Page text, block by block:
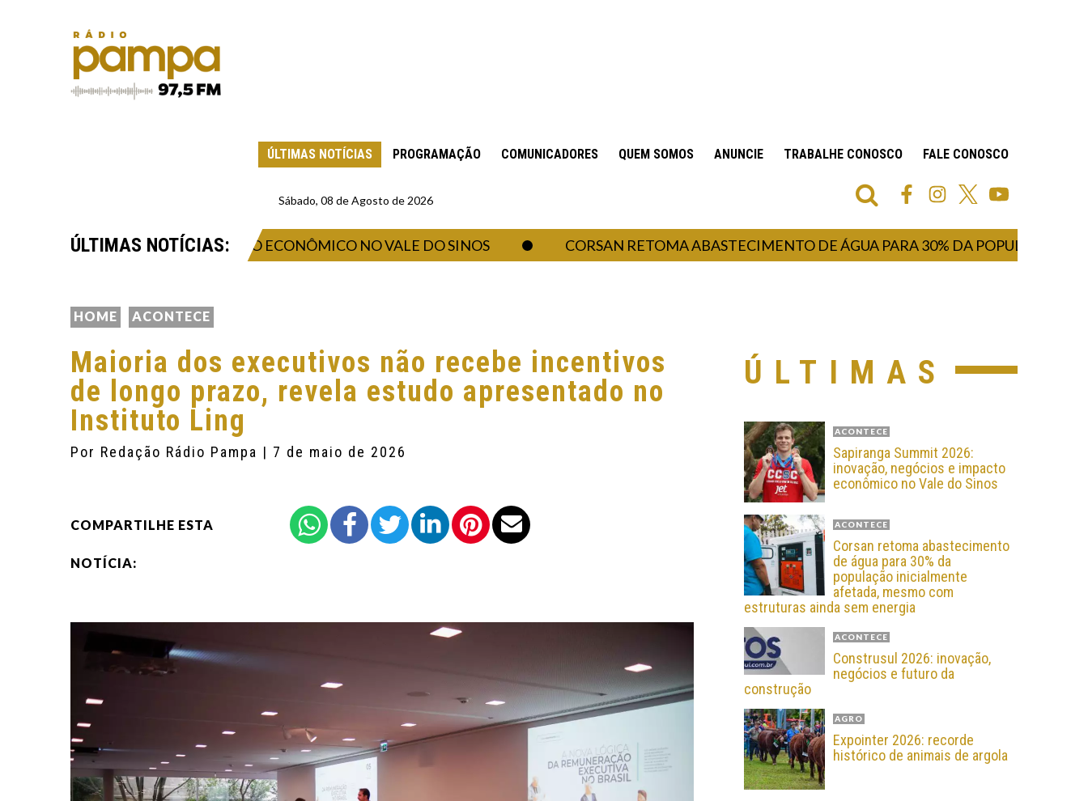
ÚLTIMAS NOTÍCIAS PROGRAMAÇÃO COMUNICADORES QUEM SOMOS ANUNCIE TRABALHE CONOSCO FALE CONOSCO
Sábado, 08 de Agosto de 2026
ÚLTIMAS NOTÍCIAS:
NEGÓCIOS E IMPACTO ECONÔMICO NO VALE DO SINOS CORSAN RETOMA ABASTECIMENTO DE ÁGUA PARA 30% DA POPULAÇÃO
HOME ACONTECE
Maioria dos executivos não recebe incentivos
de longo prazo, revela estudo apresentado no
Instituto Ling
Por Redação Rádio Pampa | 7 de maio de 2026
COMPARTILHE ESTA
NOTÍCIA:
ÚLTIMAS
ACONTECE
Sapiranga Summit 2026:
inovação, negócios e impacto
econômico no Vale do Sinos
ACONTECE
Corsan retoma abastecimento
de água para 30% da
população inicialmente
afetada, mesmo com
estruturas ainda sem energia
ACONTECE
Construsul 2026: inovação,
negócios e futuro da
construção
AGRO
Expointer 2026: recorde
histórico de animais de argola